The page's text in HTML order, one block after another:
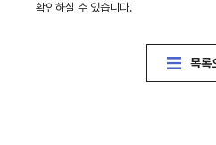
확인하실 수 있습니다.
목록